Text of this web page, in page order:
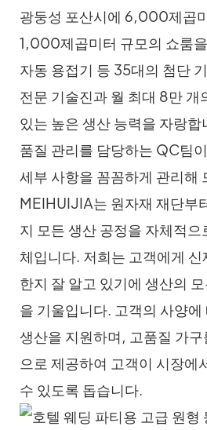
광둥성 포산시에 6,000제곱
1,000제곱미터 규모의 쇼룸
자동 용접기 등 35대의 첨단
전문 기술진과 월 최대 8만 개
있는 높은 생산 능력을 자랑
품질 관리를 담당하는 QC팀
세부 사항을 꼼꼼하게 관리해
MEIHUIJIA는 원자재 재단부
지 모든 생산 공정을 자체적으
체입니다. 저희는 고객에게 신
한지 잘 알고 있기에 생산의
을 기울입니다. 고객의 사양
생산을 지원하며, 고품질 가
으로 제공하여 고객이 시장에
수 있도록 돕습니다.